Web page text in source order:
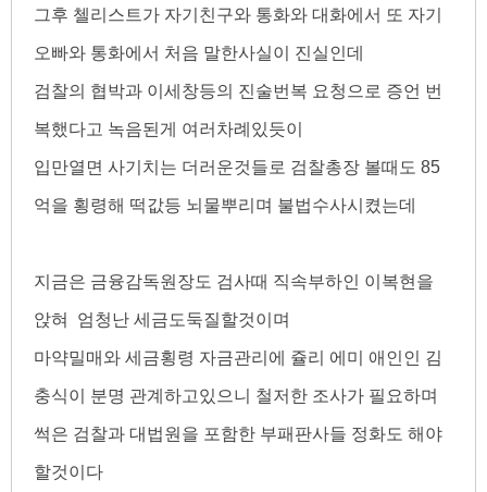
그후 첼리스트가 자기친구와 통화와 대화에서 또 자기
오빠와 통화에서 처음 말한사실이 진실인데
검찰의 협박과 이세창등의 진술번복 요청으로 증언 번
복했다고 녹음된게 여러차례있듯이
입만열면 사기치는 더러운것들로 검찰총장 볼때도 85
억을 횡령해 떡값등 뇌물뿌리며 불법수사시켰는데
지금은 금융감독원장도 검사때 직속부하인 이복현을
앉혀 엄청난 세금도둑질할것이며
마약밀매와 세금횡령 자금관리에 쥴리 에미 애인인 김
충식이 분명 관계하고있으니 철저한 조사가 필요하며
썩은 검찰과 대법원을 포함한 부패판사들 정화도 해야
할것이다